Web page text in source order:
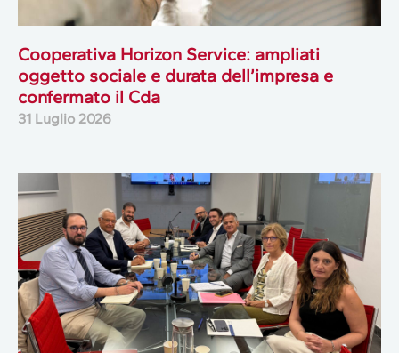
Cooperativa Horizon Service: ampliati
oggetto sociale e durata dell’impresa e
confermato il Cda
31 Luglio 2026